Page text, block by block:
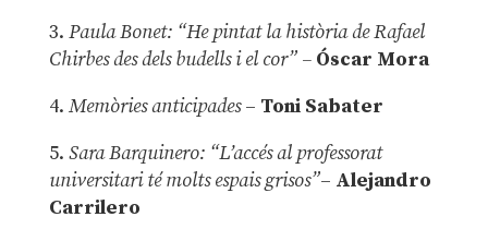
3. Paula Bonet: “He pintat la història de Rafael
Chirbes des dels budells i el cor” –Óscar Mora
4. Memòries anticipades– Toni Sabater
5. Sara Barquinero: “L’accés al professorat
universitari té molts espais grisos”– Alejandro
Carrilero